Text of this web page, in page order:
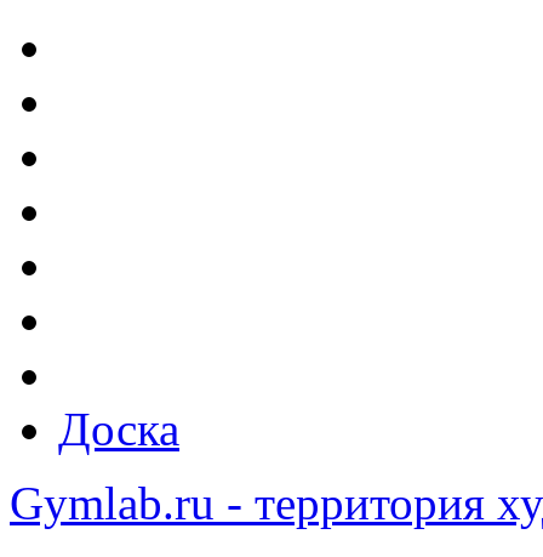
Доска
Gymlab.ru - территория